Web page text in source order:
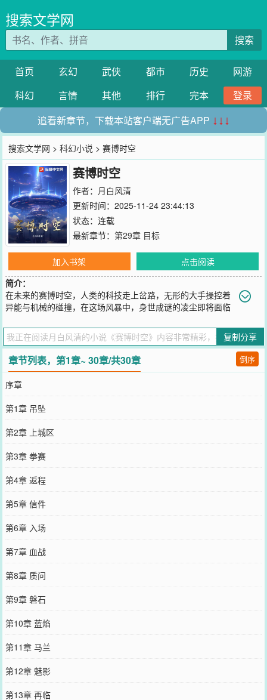
搜索文学网
搜索
首页 玄幻 武侠 都市 历史
网游
科幻
言情 其他 排行 完本
登录
追看新章节，下载本站客户端无广告APP ↓↓↓
搜索文学网 >科幻小说 > 赛博时空
赛博时空
作者： 月白风清
更新时间：2025-11-24 23:44:13
状态：连载
最新章节： 第29章 目标
加入书架
点击阅读
简介：
在未来的赛博时空，人类的科技走上岔路，无形的大手操控着
异能与机械的碰撞，在这场风暴中，身世成谜的凌尘即将面临
您要是觉得《赛博时空》还不错的话请不要忘记向您QQ群和微博微信
里的朋友推荐哦！
复制分享
章节列表，第1章~ 30章/共30章 倒序
序章
第1章 吊坠
第2章 上城区
第3章 拳赛
第4章 返程
第5章 信件
第6章 入场
第7章 血战
第8章 质问
第9章 磐石
第10章 蓝焰
第11章 马兰
第12章 魅影
第13章 再临